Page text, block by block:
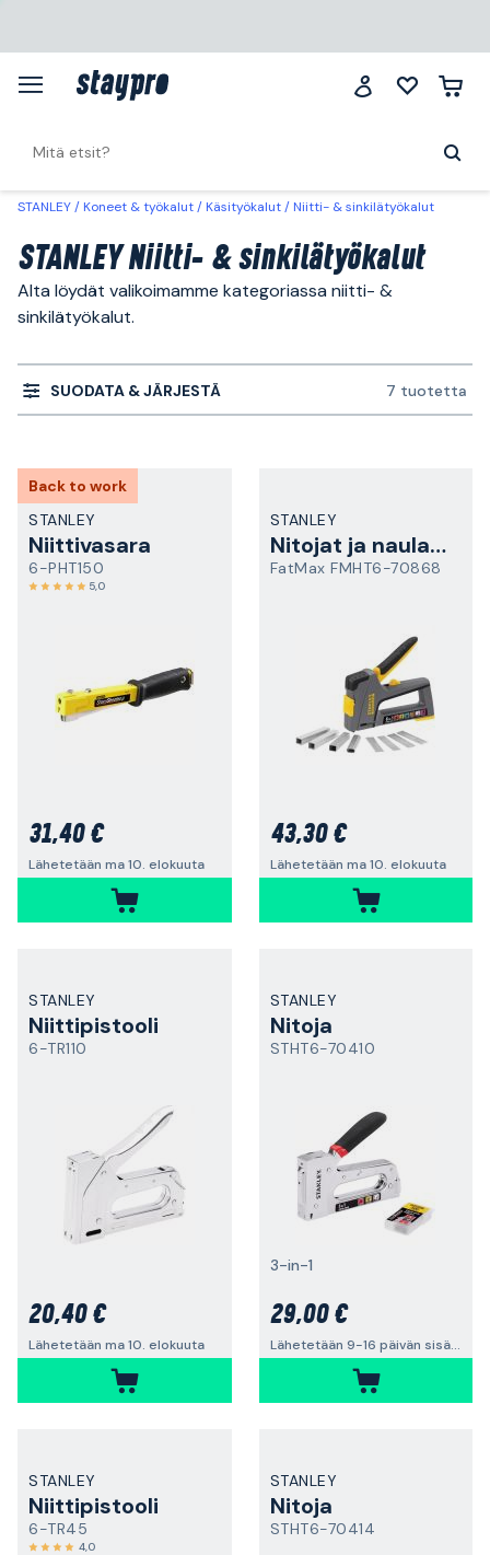
STANLEY Koneet & työkalut Käsityökalut Niitti- & sinkilätyökalut
STANLEY Niitti- & sinkilätyökalut
Alta löydät valikoimamme kategoriassa niitti- &
sinkilätyökalut.
SUODATA & JÄRJESTÄ 7 tuotetta
Back to work
STANLEY
Niittivasara
6-PHT150
5,0
31,40 €
Lähetetään ma 10. elokuuta
STANLEY
Nitojat ja naulaimet
FatMax FMHT6-70868
43,30 €
Lähetetään ma 10. elokuuta
STANLEY
Niittipistooli
6-TR110
20,40 €
Lähetetään ma 10. elokuuta
STANLEY
Nitoja
STHT6-70410
3-in-1
29,00 €
Lähetetään 9-16 päivän sisällä
STANLEY
Niittipistooli
6-TR45
4,0
STANLEY
Nitoja
STHT6-70414